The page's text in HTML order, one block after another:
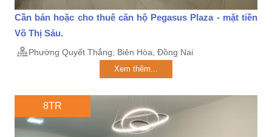
Cần bán hoặc cho thuê căn hộ Pegasus Plaza - mặt tiền
Võ Thị Sáu.
Phường Quyết Thắng, Biên Hòa, Đồng Nai
Xem thêm...
8TR